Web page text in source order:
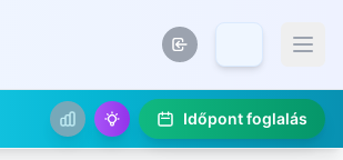
Időpont foglalás